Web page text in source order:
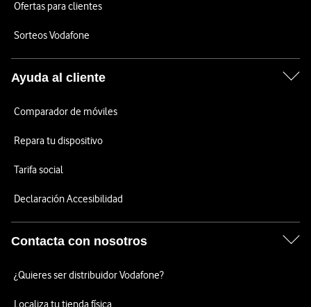
Ofertas para clientes
Sorteos Vodafone
Ayuda al cliente
Comparador de móviles
Repara tu dispositivo
Tarifa social
Declaración Accesibilidad
Contacta con nosotros
¿Quieres ser distribuidor Vodafone?
Localiza tu tienda física